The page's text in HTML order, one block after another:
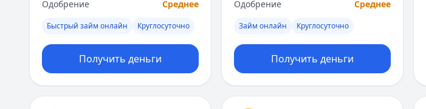
Одобрение
Среднее
Быстрый займ онлайн Круглосуточно
Получить деньги
Одобрение
Среднее
Займ онлайн Круглосуточно
Получить деньги